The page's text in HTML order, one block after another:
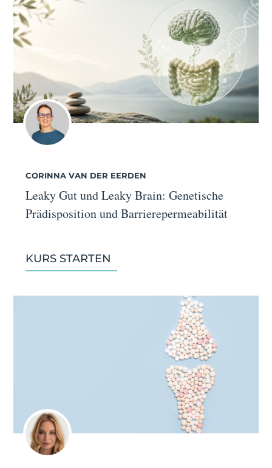
CORINNA VAN DER EERDEN
Leaky Gut und Leaky Brain: Genetische
Prädisposition und Barrierepermeabilität
KURS STARTEN